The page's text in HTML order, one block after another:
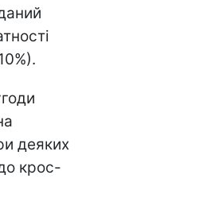
деяких
крос-